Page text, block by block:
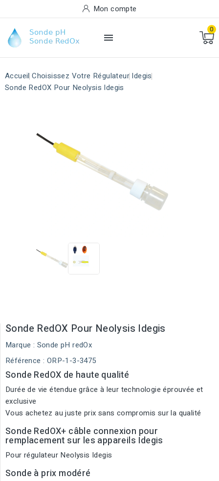
Mon compte

0
Accueil Choisissez Votre Régulateur Idegis
Sonde RedOX Pour Neolysis Idegis
Sonde RedOX Pour Neolysis Idegis
Marque : Sonde pH redOx
Référence : ORP-1-3-3475
Sonde RedOX de haute qualité
Durée de vie étendue grâce à leur technologie éprouvée et
exclusive
Vous achetez au juste prix sans compromis sur la qualité
Sonde RedOX+ câble connexion pour
remplacement sur les appareils Idegis
Pour régulateur Neolysis Idegis
Sonde à prix modéré